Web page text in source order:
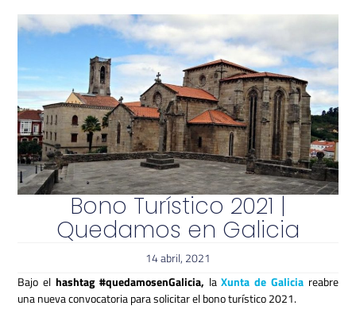
Bono Turístico 2021 |
Quedamos en Galicia
14 abril, 2021
Bajo el hashtag #quedamosenGalicia, laXunta de Galicia reabre
una nueva convocatoria para solicitar el bono turístico 2021.